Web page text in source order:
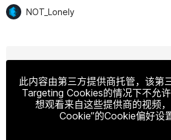
NOT_Lonely
此内容由第三方提供商托管，该第
Targeting Cookies的情况下不允
想观看来自这些提供商的视频
Cookie”的Cookie偏好设置